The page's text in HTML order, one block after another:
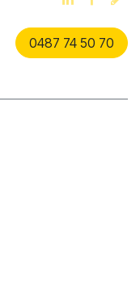
0487 74 50 70